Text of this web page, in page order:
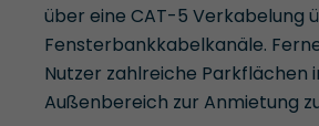
über eine CAT-5 Verkabelung
Fensterbankkabelkanäle.
Nutzer zahlreiche Parkflächen
Außenbereich zur Anmietung